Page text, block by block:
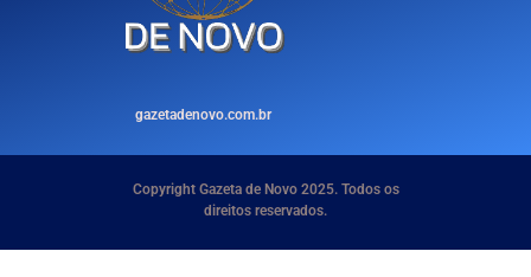
gazetadenovo.com.br
Copyright Gazeta de Novo 2025. Todos os
direitos reservados.